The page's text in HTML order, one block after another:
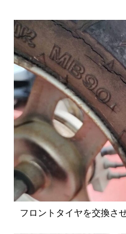
フロントタイヤを交換さ